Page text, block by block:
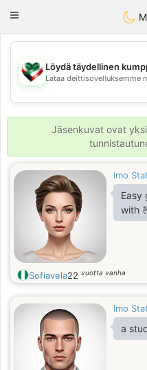
Toggle
💖
💕
Löydä täydellinen
Lataa deittisovelluksemme
Jäsenkuvat ovat
Imo
Easy
with
Sofiavela22 vuotta vanha
Imo
a